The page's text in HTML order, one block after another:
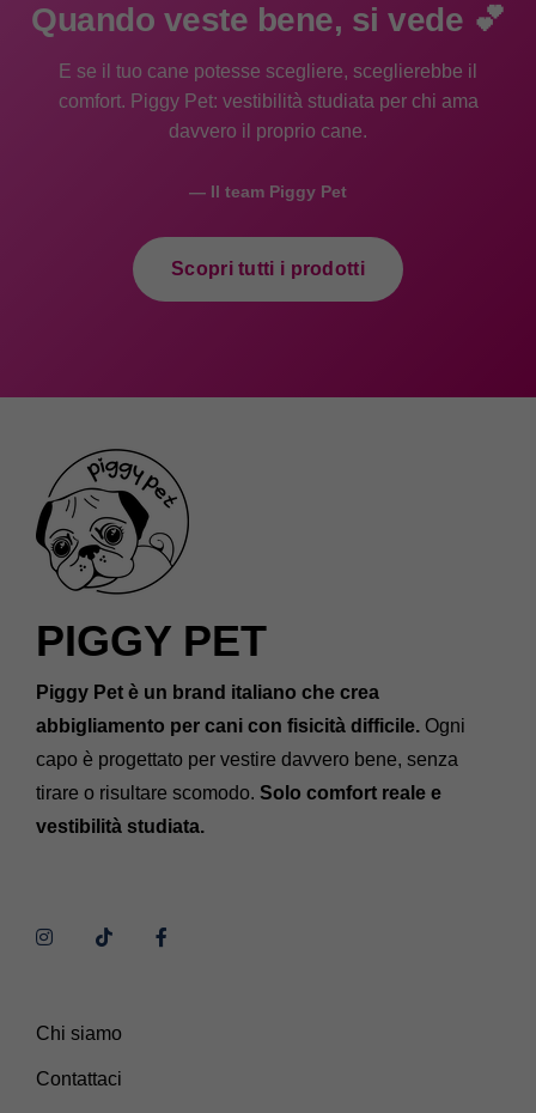
Quando veste bene, si vede 💕
E se il tuo cane potesse scegliere, sceglierebbe il
comfort. Piggy Pet: vestibilità studiata per chi ama
davvero il proprio cane.
— Il team Piggy Pet
Scopri tutti i prodotti
PIGGY PET
Piggy Pet è un brand italiano che crea
abbigliamento per cani con fisicità difficile. Ogni
capo è progettato per vestire davvero bene, senza
tirare o risultare scomodo. Solo comfort reale e
vestibilità studiata.
Chi siamo
Contattaci